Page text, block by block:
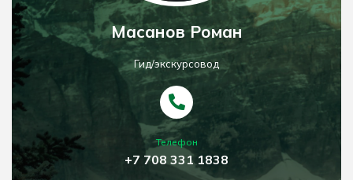
Масанов Роман
Гид/экскурсовод
Телефон
+7 708 331 1838